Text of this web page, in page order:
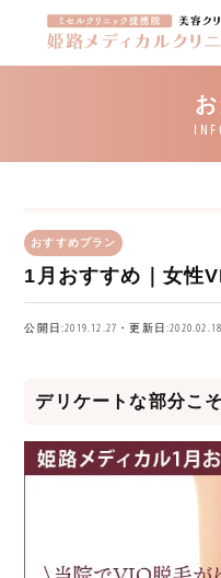
おすすめプラン
1月おすすめ｜女性
公開日:2019.12.27・更新日:2020.02.18
デリケートな部分こ